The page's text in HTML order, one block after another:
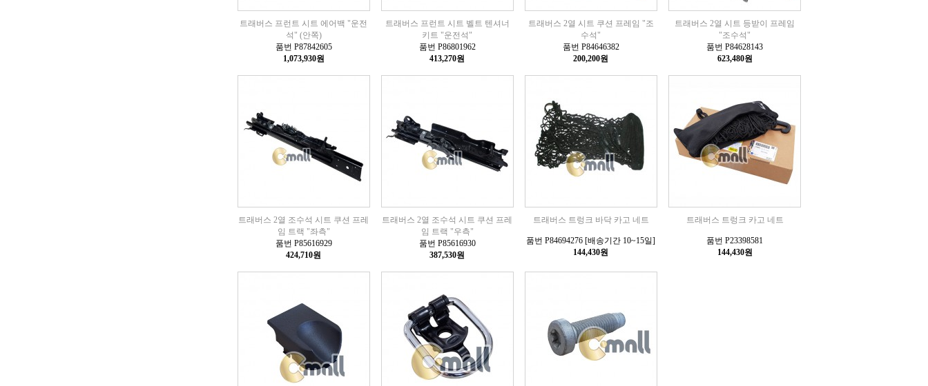
트래버스 프런트 시트 에어백 "운전
석" (안쪽)
품번 P87842605
1,073,930원
트래버스 프런트 시트 벨트 텐셔너
키트 "운전석"
품번 P86801962
413,270원
트래버스 2열 시트 쿠션 프레임 "조
수석"
품번 P84646382
200,200원
트래버스 2열 시트 등받이 프레임
"조수석"
품번 P84628143
623,480원
트래버스 2열 조수석 시트 쿠션 프레
임 트랙 "좌측"
품번 P85616929
424,710원
트래버스 2열 조수석 시트 쿠션 프레
임 트랙 "우측"
품번 P85616930
387,530원
트래버스 트렁크 바닥 카고 네트
품번 P84694276 [배송기간 10~15일]
144,430원
트래버스 트렁크 카고 네트
품번 P23398581
144,430원